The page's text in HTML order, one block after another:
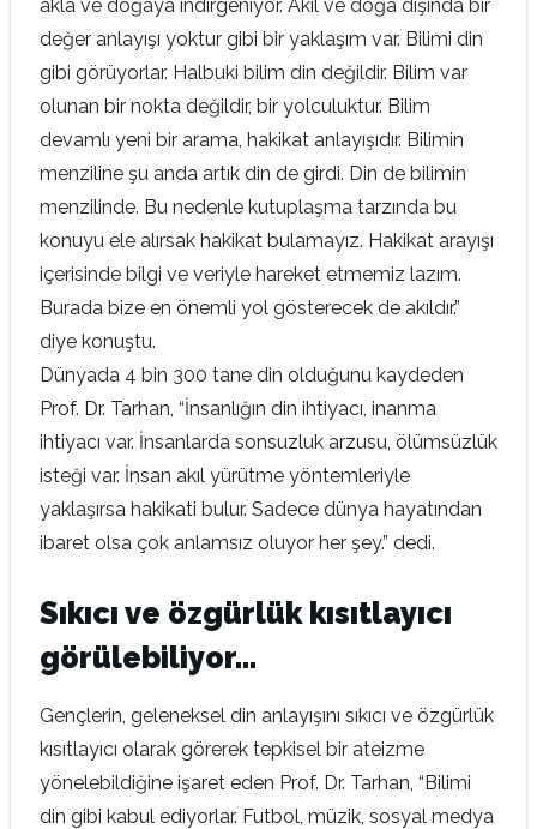
akla ve doğaya indirgeniyor. Akıl ve doğa dışında bir
değer anlayışı yoktur gibi bir yaklaşım var. Bilimi din
gibi görüyorlar. Halbuki bilim din değildir. Bilim var
olunan bir nokta değildir, bir yolculuktur. Bilim
devamlı yeni bir arama, hakikat anlayışıdır. Bilimin
menziline şu anda artık din de girdi. Din de bilimin
menzilinde. Bu nedenle kutuplaşma tarzında bu
konuyu ele alırsak hakikat bulamayız. Hakikat arayışı
içerisinde bilgi ve veriyle hareket etmemiz lazım.
Burada bize en önemli yol gösterecek de akıldır.”
diye konuştu.
Dünyada 4 bin 300 tane din olduğunu kaydeden
Prof. Dr. Tarhan, “İnsanlığın din ihtiyacı, inanma
ihtiyacı var. İnsanlarda sonsuzluk arzusu, ölümsüzlük
isteği var. İnsan akıl yürütme yöntemleriyle
yaklaşırsa hakikati bulur. Sadece dünya hayatından
ibaret olsa çok anlamsız oluyor her şey.” dedi.
Sıkıcı ve özgürlük kısıtlayıcı
görülebiliyor…
Gençlerin, geleneksel din anlayışını sıkıcı ve özgürlük
kısıtlayıcı olarak görerek tepkisel bir ateizme
yönelebildiğine işaret eden Prof. Dr. Tarhan, “Bilimi
din gibi kabul ediyorlar. Futbol, müzik, sosyal medya